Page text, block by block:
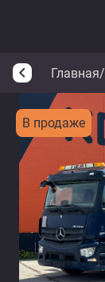
arrow_back_ios Главная/
В продаже